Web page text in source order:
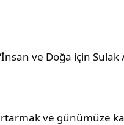
ve Doğa için Sulak
ve günümüze